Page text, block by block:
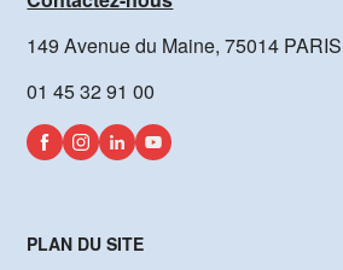
149 Avenue du Maine, 75014 PARIS
01 45 32 91 00
PLAN DU SITE